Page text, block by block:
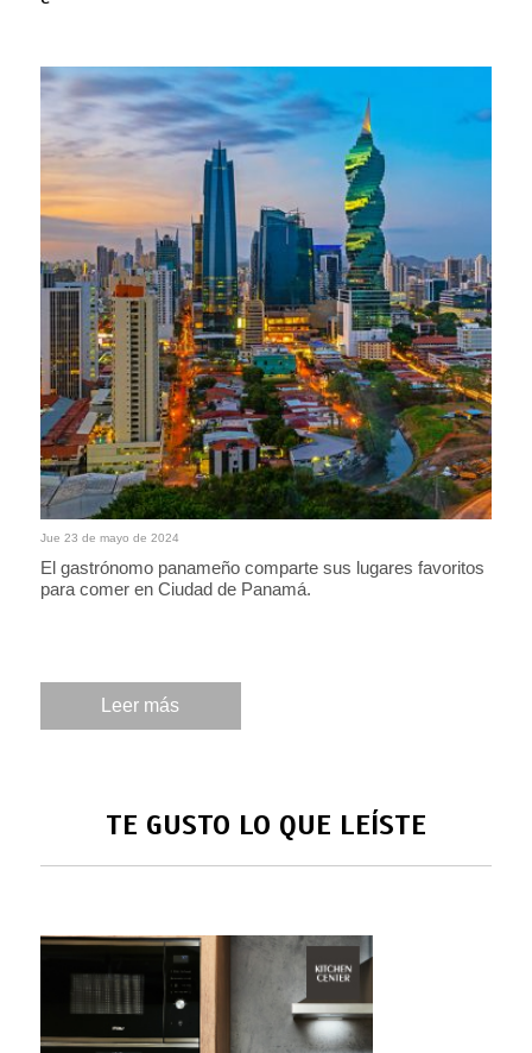
Jue 23 de mayo de 2024
El gastrónomo panameño comparte sus lugares favoritos
para comer en Ciudad de Panamá.
Leer más
TE GUSTO LO QUE LEÍSTE